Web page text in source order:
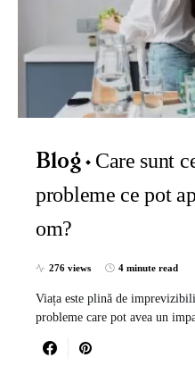
Blog
Care sunt
probleme ce pot
om?
276 views 4 minute read
Viața este plină de
probleme care pot avea un